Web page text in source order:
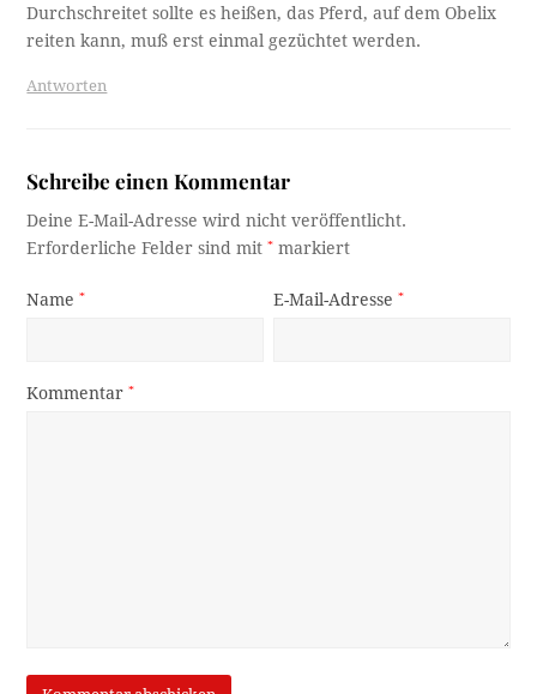
Durchschreitet sollte es heißen, das Pferd, auf dem Obelix
reiten kann, muß erst einmal gezüchtet werden.
Antworten
Schreibe einen Kommentar
Deine E-Mail-Adresse wird nicht veröffentlicht.
Erforderliche Felder sind mit* markiert
Name* E-Mail-Adresse*
Kommentar*